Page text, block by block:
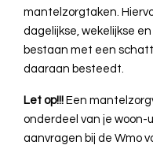
mantelzorgtaken.
dagelijkse, wekelijkse
bestaan met een
daaraan besteedt.
Let op!!! Een
onderdeel van je
aanvragen bij de Wmo